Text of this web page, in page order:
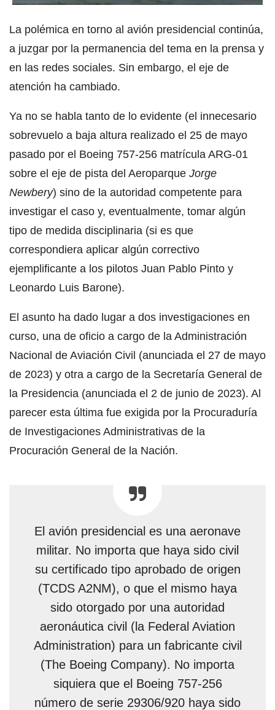
La polémica en torno al avión presidencial continúa,
a juzgar por la permanencia del tema en la prensa y
en las redes sociales. Sin embargo, el eje de
atención ha cambiado.
Ya no se habla tanto de lo evidente (el innecesario
sobrevuelo a baja altura realizado el 25 de mayo
pasado por el Boeing 757-256 matrícula ARG-01
sobre el eje de pista del Aeroparque Jorge
Newbery) sino de la autoridad competente para
investigar el caso y, eventualmente, tomar algún
tipo de medida disciplinaria (si es que
correspondiera aplicar algún correctivo
ejemplificante a los pilotos Juan Pablo Pinto y
Leonardo Luis Barone).
El asunto ha dado lugar a dos investigaciones en
curso, una de oficio a cargo de la Administración
Nacional de Aviación Civil (anunciada el 27 de mayo
de 2023) y otra a cargo de la Secretaría General de
la Presidencia (anunciada el 2 de junio de 2023). Al
parecer esta última fue exigida por la Procuraduría
de Investigaciones Administrativas de la
Procuración General de la Nación.
El avión presidencial es una aeronave
militar. No importa que haya sido civil
su certificado tipo aprobado de origen
(TCDS A2NM), o que el mismo haya
sido otorgado por una autoridad
aeronáutica civil (la Federal Aviation
Administration) para un fabricante civil
(The Boeing Company). No importa
siquiera que el Boeing 757-256
número de serie 29306/920 haya sido